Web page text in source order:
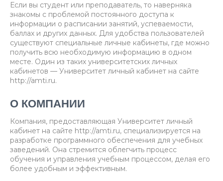
Если вы студент или преподаватель, то наверняка
знакомы с проблемой постоянного доступа к
информации о расписании занятий, успеваемости,
баллах и других данных. Для удобства пользователей
существуют специальные личные кабинеты, где можно
получить всю необходимую информацию в одном
месте. Один из таких университетских личных
кабинетов — Университет личный кабинет на сайте
http://amti.ru.
О КОМПАНИИ
Компания, предоставляющая Университет личный
кабинет на сайте http://amti.ru, специализируется на
разработке программного обеспечения для учебных
заведений. Она стремится облегчить процесс
обучения и управления учебным процессом, делая его
более удобным и эффективным.